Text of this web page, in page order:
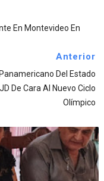
En Montevideo En
Anterior
Del Estado
De Cara Al Nuevo Ciclo
Olímpico